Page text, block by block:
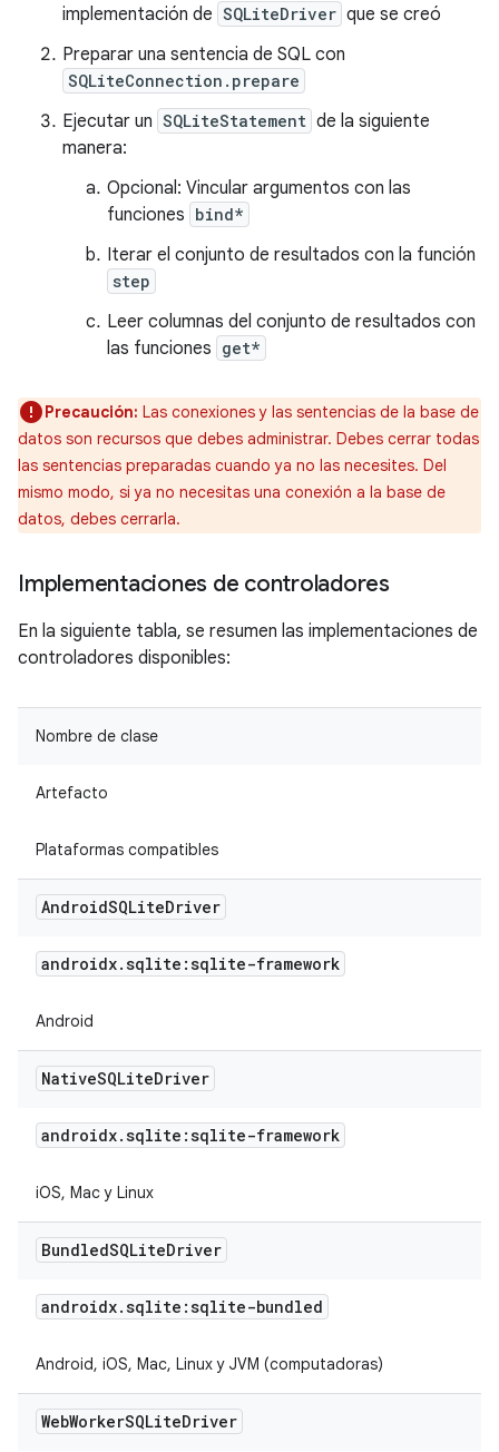
implementación de SQLiteDriver que se creó
Preparar una sentencia de SQL con
SQLiteConnection.prepare
Ejecutar un SQLiteStatement de la siguiente
manera:
Opcional: Vincular argumentos con las
funciones bind*
Iterar el conjunto de resultados con la función
step
Leer columnas del conjunto de resultados con
las funciones get*
Precaución: Las conexiones y las sentencias de la base de
datos son recursos que debes administrar. Debes cerrar todas
las sentencias preparadas cuando ya no las necesites. Del
mismo modo, si ya no necesitas una conexión a la base de
datos, debes cerrarla.
Implementaciones de controladores
En la siguiente tabla, se resumen las implementaciones de
controladores disponibles:
Nombre de clase
Artefacto
Plataformas compatibles
AndroidSQLiteDriver
androidx.sqlite:sqlite-framework
Android
NativeSQLiteDriver
androidx.sqlite:sqlite-framework
iOS, Mac y Linux
BundledSQLiteDriver
androidx.sqlite:sqlite-bundled
Android, iOS, Mac, Linux y JVM (computadoras)
WebWorkerSQLiteDriver